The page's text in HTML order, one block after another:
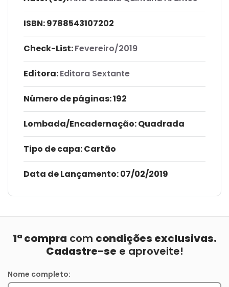
ISBN:9788543107202
Check-List:Fevereiro/2019
Editora:Editora Sextante
Número de páginas: 192
Lombada/Encadernação: Quadrada
Tipo de capa:Cartão
Data de Lançamento:07/02/2019